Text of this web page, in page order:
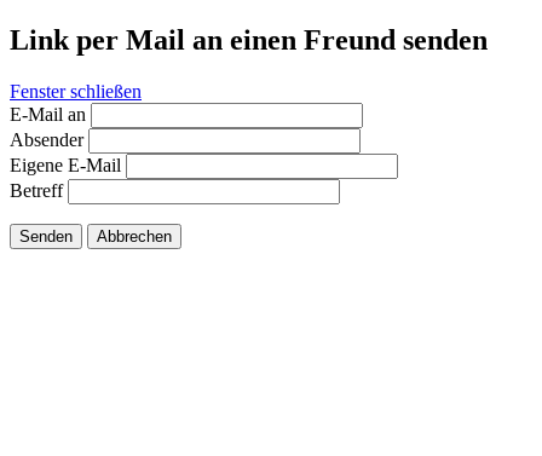
Link per Mail an einen Freund senden
Fenster schließen
E-Mail an
Absender
Eigene E-Mail
Betreff
Senden Abbrechen